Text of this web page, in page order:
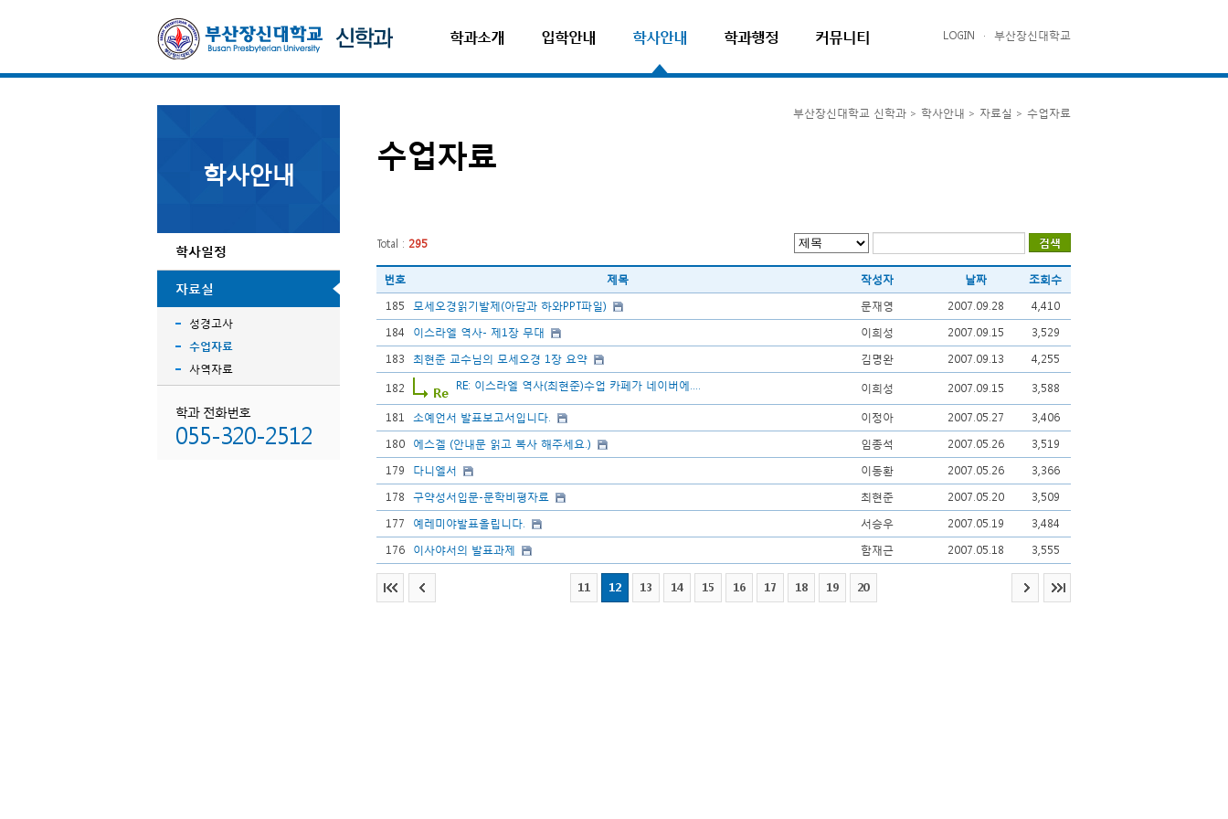
학과소개 입학안내 학사안내 학과행정 커뮤니티 LOGIN · 부산장신대학교
학사안내
학사일정
자료실
성경고사
수업자료
사역자료
학과 전화번호
055-320-2512
부산장신대학교 신학과 > 학사안내 > 자료실 > 수업자료
수업자료
Total : 295
번호 제목 작성자 날짜
조회수
185
모세오경읽기발제(아담과 하와PPT파일) 문재영 2007.09.28
4,410
184
이스라엘 역사- 제1장 무대 이희성 2007.09.15
3,529
183
최현준 교수님의 모세오경 1장 요약 김명완 2007.09.13 4,255
182 RE: 이스라엘 역사(최현준)수업 카페가 네이버에.... 이희성 2007.09.15 3,588
181 소예언서 발표보고서입니다. 이정아 2007.05.27
3,406
180
에스겔 (안내문 읽고 복사 해주세요.) 임종석 2007.05.26
3,519
179
다니엘서 이동환 2007.05.26
3,366
178
구약성서입문-문학비평자료 최현준 2007.05.20
3,509
177
예레미야발표올립니다. 서승우 2007.05.19
3,484
176
이사야서의 발표과제 함재근 2007.05.18 3,555
11 12 13 14 15 16 17 18 19 20